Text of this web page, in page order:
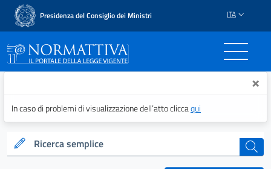
Presidenza del Consiglio dei Ministri ITA
Normattiva - Il portale ×
In caso di problemi di visualizzazione dell’atto cliccaqui
Ricerca semplice cerca